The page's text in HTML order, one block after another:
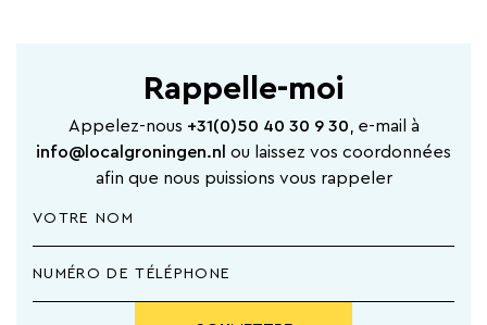
Rappelle-moi
Appelez-nous +31(0)50 40 30 9 30 , e-mail à
info@localgroningen.nl ou laissez vos coordonnées
afin que nous puissions vous rappeler